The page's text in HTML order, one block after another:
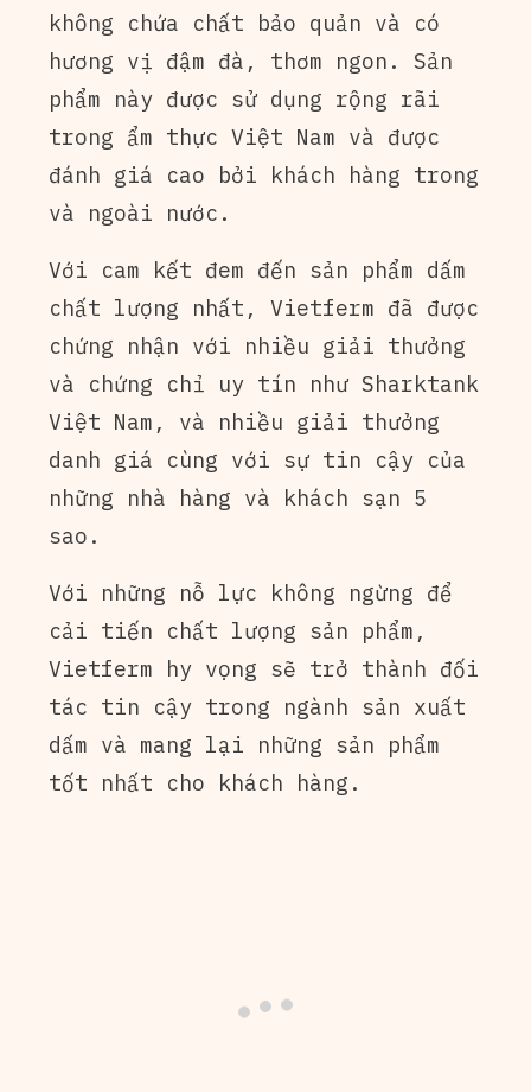
không chứa chất bảo quản và có
hương vị đậm đà, thơm ngon. Sản
phẩm này được sử dụng rộng rãi
trong ẩm thực Việt Nam và được
đánh giá cao bởi khách hàng trong
và ngoài nước.
Với cam kết đem đến sản phẩm dấm
chất lượng nhất, Vietferm đã được
chứng nhận với nhiều giải thưởng
và chứng chỉ uy tín như Sharktank
Việt Nam, và nhiều giải thưởng
danh giá cùng với sự tin cậy của
những nhà hàng và khách sạn 5
sao.
Với những nỗ lực không ngừng để
cải tiến chất lượng sản phẩm,
Vietferm hy vọng sẽ trở thành đối
tác tin cậy trong ngành sản xuất
dấm và mang lại những sản phẩm
tốt nhất cho khách hàng.